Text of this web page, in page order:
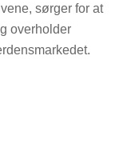
sørger for at
overholder